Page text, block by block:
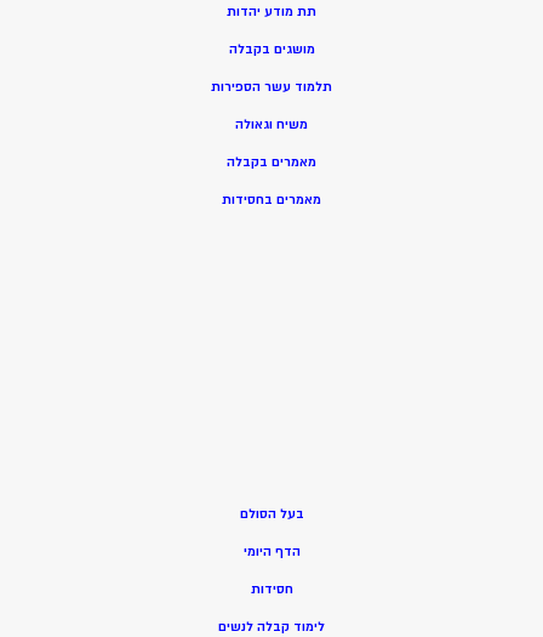
תת מודע יהדות
מושגים בקבלה
תלמוד עשר הספירות
משיח וגאולה
מאמרים בקבלה
מאמרים בחסידות
בעל הסולם
הדף היומי
חסידות
לימוד קבלה לנשים